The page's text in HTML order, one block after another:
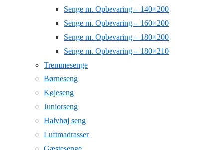
Senge m. Opbevaring – 140×200
Senge m. Opbevaring – 160×200
Senge m. Opbevaring – 180×200
Senge m. Opbevaring – 180×210
Tremmesenge
Børneseng
Køjeseng
Juniorseng
Halvhøj seng
Luftmadrasser
Gæstesenge